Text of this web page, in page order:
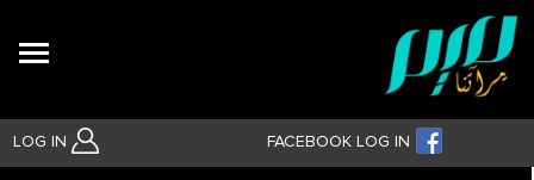
LOG IN FACEBOOK LOG IN